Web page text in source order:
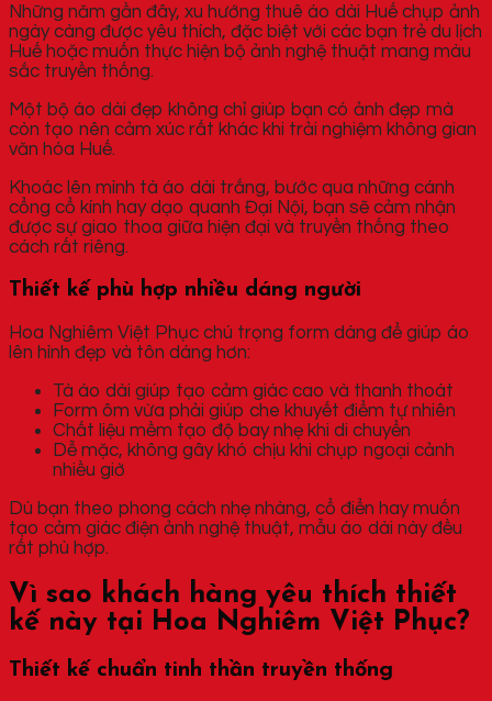
Những năm gần đây, xu hướng thuê áo dài Huế chụp ảnh
ngày càng được yêu thích, đặc biệt với các bạn trẻ du lịch
Huế hoặc muốn thực hiện bộ ảnh nghệ thuật mang màu
sắc truyền thống.
Một bộ áo dài đẹp không chỉ giúp bạn có ảnh đẹp mà
còn tạo nên cảm xúc rất khác khi trải nghiệm không gian
văn hóa Huế.
Khoác lên mình tà áo dài trắng, bước qua những cánh
cổng cổ kính hay dạo quanh Đại Nội, bạn sẽ cảm nhận
được sự giao thoa giữa hiện đại và truyền thống theo
cách rất riêng.
Thiết kế phù hợp nhiều dáng người
Hoa Nghiêm Việt Phục chú trọng form dáng để giúp áo
lên hình đẹp và tôn dáng hơn:
Tà áo dài giúp tạo cảm giác cao và thanh thoát
Form ôm vừa phải giúp che khuyết điểm tự nhiên
Chất liệu mềm tạo độ bay nhẹ khi di chuyển
Dễ mặc, không gây khó chịu khi chụp ngoại cảnh
nhiều giờ
Dù bạn theo phong cách nhẹ nhàng, cổ điển hay muốn
tạo cảm giác điện ảnh nghệ thuật, mẫu áo dài này đều
rất phù hợp.
Vì sao khách hàng yêu thích thiết
kế này tại Hoa Nghiêm Việt Phục?
Thiết kế chuẩn tinh thần truyền thống